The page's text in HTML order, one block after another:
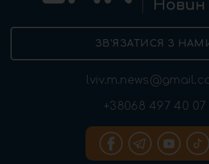
ЗВ’ЯЗАТИСЯ З
+38068 497 40 07